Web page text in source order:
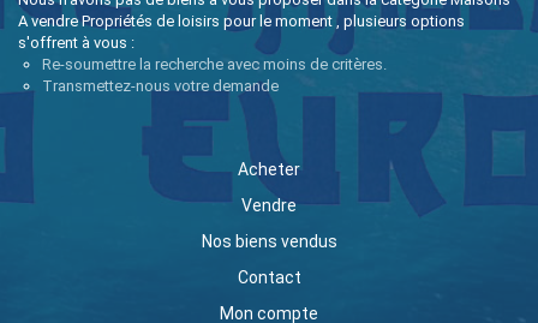
A vendre Propriétés de loisirs pour le moment , plusieurs options
s'offrent à vous :
Re-soumettre la recherche avec moins de critères.
Transmettez-nous votre demande
Acheter
Vendre
Nos biens vendus
Contact
Mon compte